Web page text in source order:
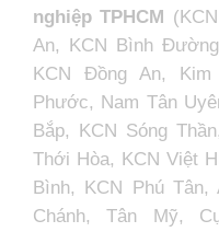
nghiệp TPHCM
An, KCN Bình
KCN Đồng An,
Phước, Nam Tân
Bắp, KCN Sóng
Thới Hòa, KCN Việt
Bình, KCN Phú Tân,
Chánh, Tân Mỹ,